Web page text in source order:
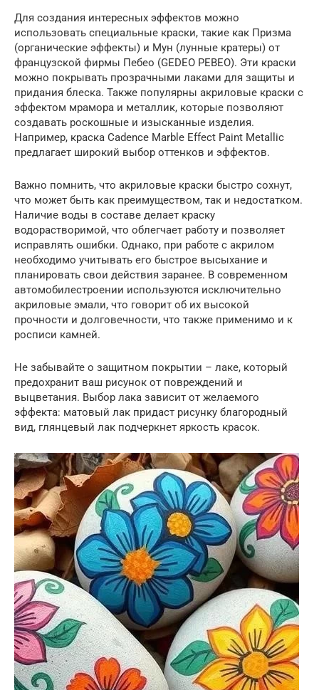
Для создания интересных эффектов можно
использовать специальные краски, такие как Призма
(органические эффекты) и Мун (лунные кратеры) от
французской фирмы Пебео (GEDEO PEBEO). Эти краски
можно покрывать прозрачными лаками для защиты и
придания блеска. Также популярны акриловые краски с
эффектом мрамора и металлик, которые позволяют
создавать роскошные и изысканные изделия.
Например, краска Cadence Marble Effect Paint Metallic
предлагает широкий выбор оттенков и эффектов.
Важно помнить, что акриловые краски быстро сохнут,
что может быть как преимуществом, так и недостатком.
Наличие воды в составе делает краску
водорастворимой, что облегчает работу и позволяет
исправлять ошибки. Однако, при работе с акрилом
необходимо учитывать его быстрое высыхание и
планировать свои действия заранее. В современном
автомобилестроении используются исключительно
акриловые эмали, что говорит об их высокой
прочности и долговечности, что также применимо и к
росписи камней.
Не забывайте о защитном покрытии – лаке, который
предохранит ваш рисунок от повреждений и
выцветания. Выбор лака зависит от желаемого
эффекта: матовый лак придаст рисунку благородный
вид, глянцевый лак подчеркнет яркость красок.